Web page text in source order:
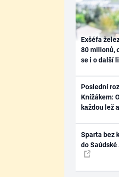
Exšéfa
80 milionů,
se i o další
Poslední
Knížákem:
každou lež
Sparta bez
do